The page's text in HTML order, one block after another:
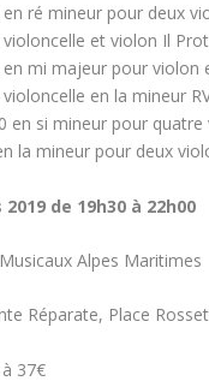
ré mineur pour deux
et violon Il
mi majeur pour violon
en la mineur
en si mineur pour
la mineur pour deux
de 19h30 à 22h00
Alpes Maritimes
Réparate, Place
37€